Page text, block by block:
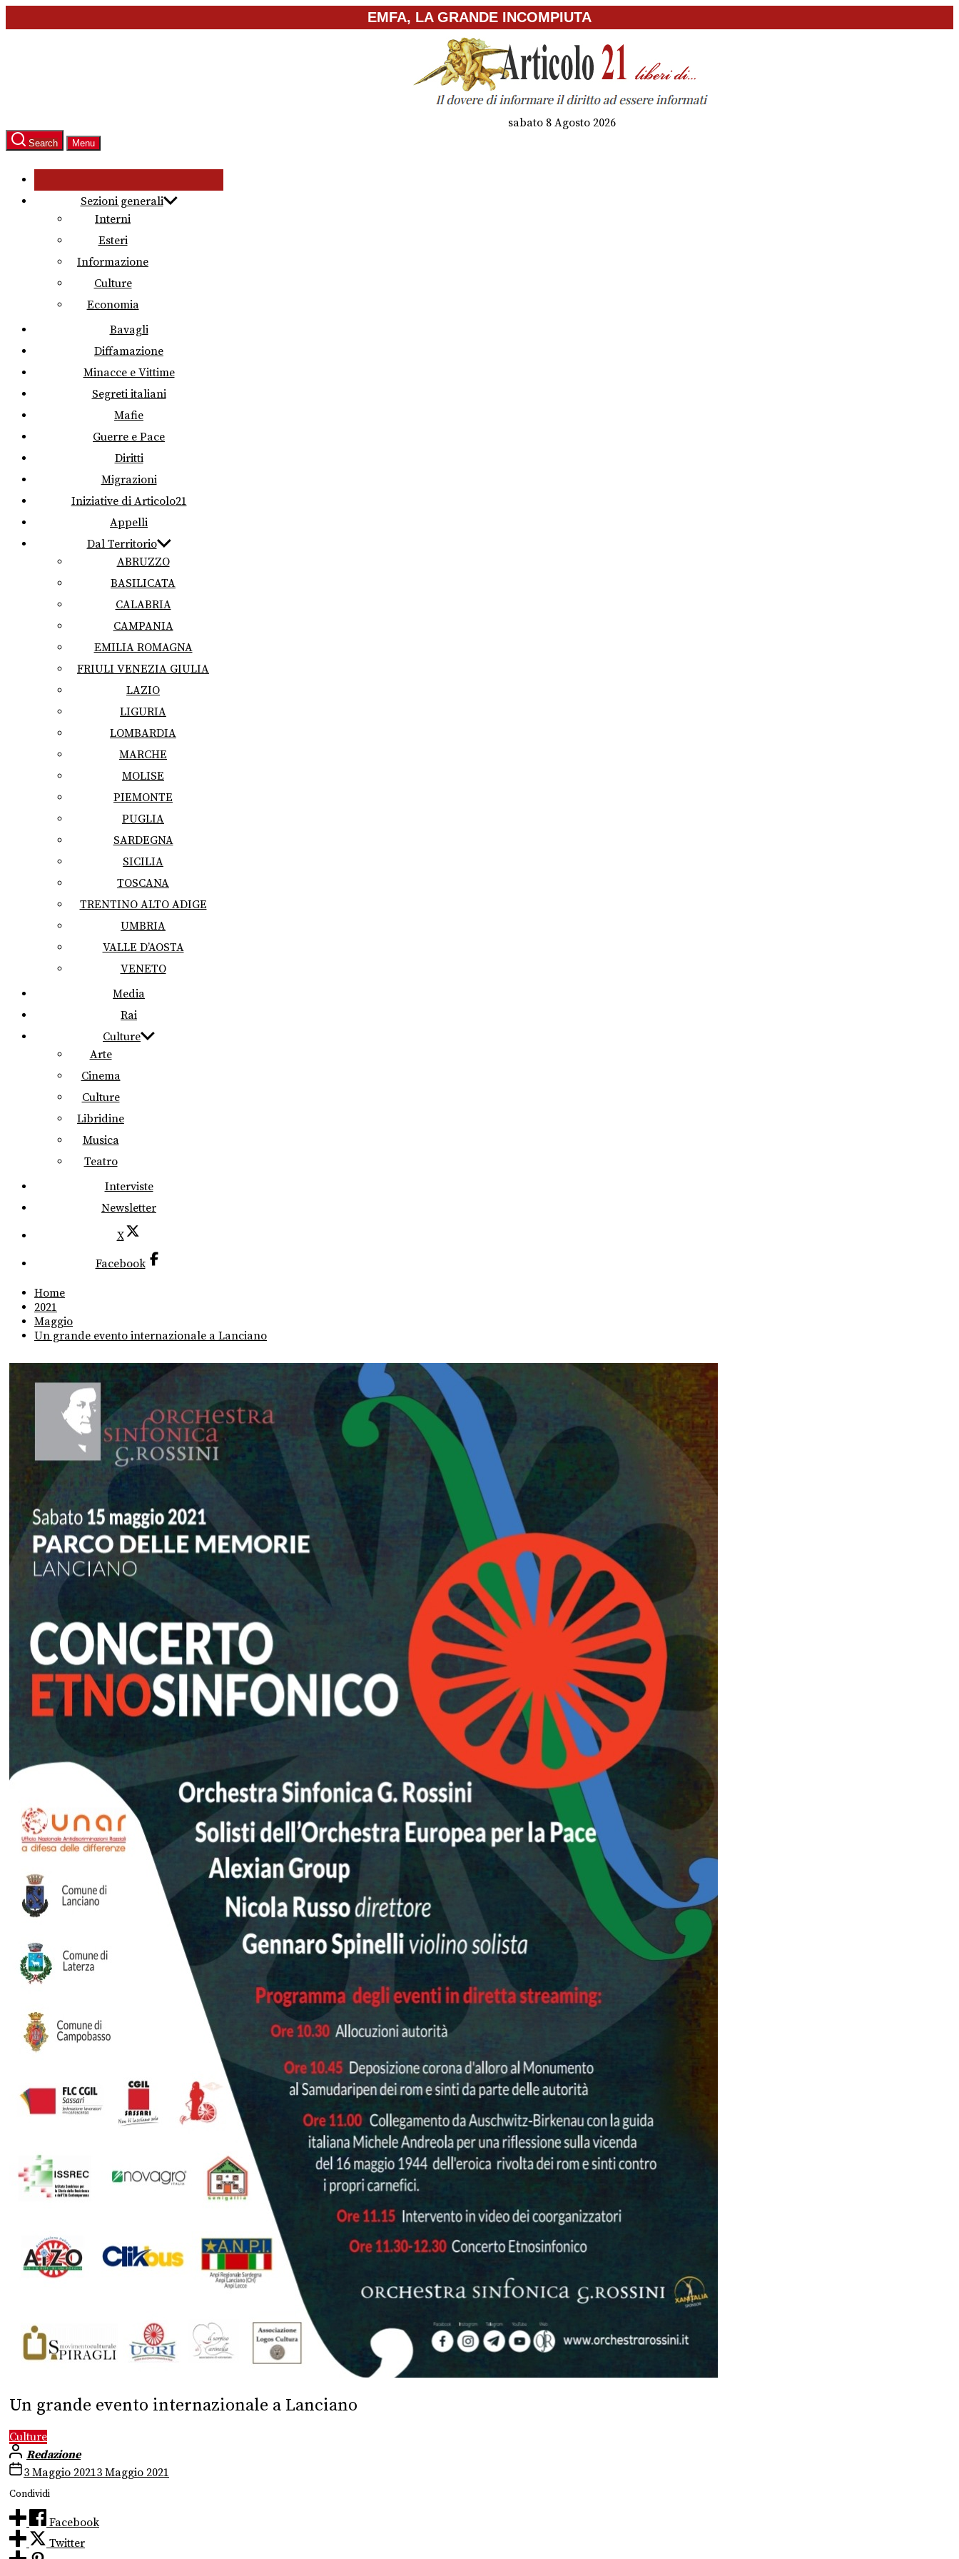
to
EMFA, LA GRANDE INCOMPIUTA
sabato 8 Agosto 2026
Search Menu
Sezioni generali
Interni
Esteri
Informazione
Culture
Economia
Bavagli
Diffamazione
Minacce e Vittime
Segreti italiani
Mafie
Guerre e Pace
Diritti
Migrazioni
Iniziative di Articolo21
Appelli
Dal Territorio
ABRUZZO
BASILICATA
CALABRIA
CAMPANIA
EMILIA ROMAGNA
FRIULI VENEZIA GIULIA
LAZIO
LIGURIA
LOMBARDIA
MARCHE
MOLISE
PIEMONTE
PUGLIA
SARDEGNA
SICILIA
TOSCANA
TRENTINO ALTO ADIGE
UMBRIA
VALLE D’AOSTA
VENETO
Media
Rai
Culture
Arte
Cinema
Culture
Libridine
Musica
Teatro
Interviste
Newsletter
X
Facebook
Home
2021
Maggio
Un grande evento internazionale a Lanciano
Un grande evento internazionale a Lanciano
Culture
Redazione
3 Maggio 20213 Maggio 2021
Condividi
Facebook
Twitter